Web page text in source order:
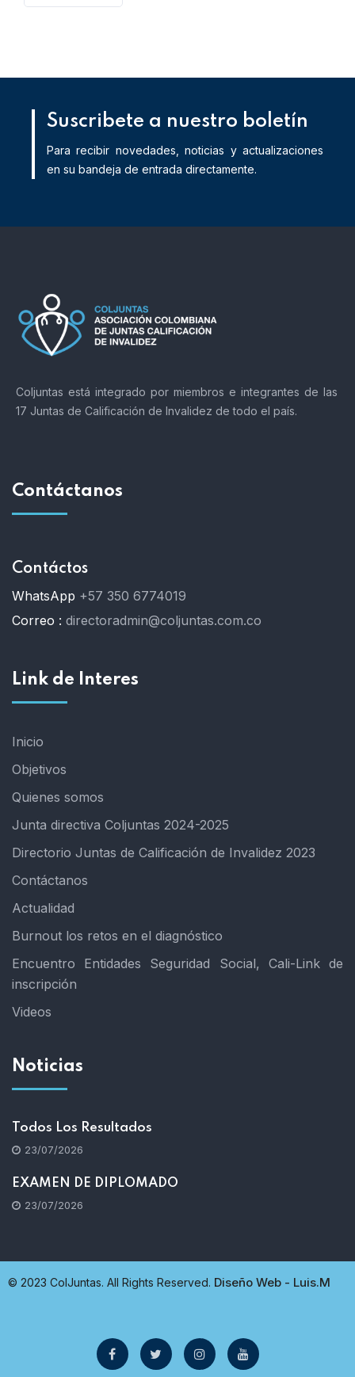
Suscribete a nuestro boletín
Para recibir novedades, noticias y actualizaciones
en su bandeja de entrada directamente.
Coljuntas está integrado por miembros e integrantes de las
17 Juntas de Calificación de Invalidez de todo el país.
Contáctanos
Contáctos
WhatsApp +57 350 6774019
Correo : directoradmin@coljuntas.com.co
Link de Interes
Inicio
Objetivos
Quienes somos
Junta directiva Coljuntas 2024-2025
Directorio Juntas de Calificación de Invalidez 2023
Contáctanos
Actualidad
Burnout los retos en el diagnóstico
Encuentro Entidades Seguridad Social, Cali-Link de
inscripción
Videos
Noticias
Todos Los Resultados
23/07/2026
EXAMEN DE DIPLOMADO
23/07/2026
© 2023 ColJuntas. All Rights Reserved. Diseño Web - Luis.M